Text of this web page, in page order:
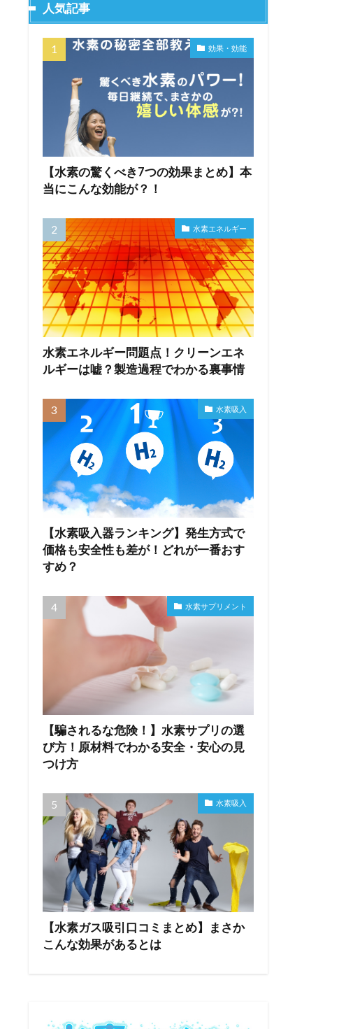
人気記事
効果・効能
【水素の驚くべき7つの効果まとめ】本
当にこんな効能が？！
水素エネルギー
水素エネルギー問題点！クリーンエネ
ルギーは嘘？製造過程でわかる裏事情
水素吸入
【水素吸入器ランキング】発生方式で
価格も安全性も差が！どれが一番おす
すめ？
水素サプリメント
【騙されるな危険！】水素サプリの選
び方！原材料でわかる安全・安心の見
つけ方
水素吸入
【水素ガス吸引口コミまとめ】まさか
こんな効果があるとは